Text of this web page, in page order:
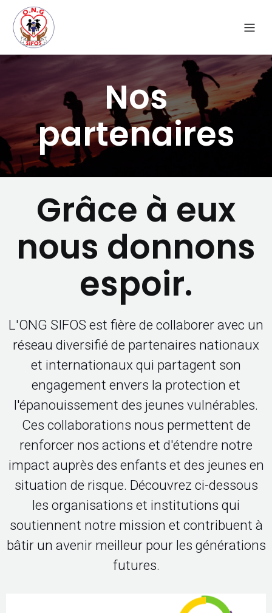
Nos
partenaires
Grâce à eux
nous donnons
espoir.
L'ONG SIFOS est fière de collaborer avec un
réseau diversifié de partenaires nationaux
et internationaux qui partagent son
engagement envers la protection et
l'épanouissement des jeunes vulnérables.
Ces collaborations nous permettent de
renforcer nos actions et d'étendre notre
impact auprès des enfants et des jeunes en
situation de risque. Découvrez ci-dessous
les organisations et institutions qui
soutiennent notre mission et contribuent à
bâtir un avenir meilleur pour les générations
futures.